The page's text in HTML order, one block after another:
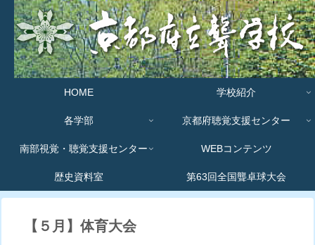
HOME 学校紹介
各学部 京都府聴覚支援センター
南部視覚・聴覚支援センター WEBコンテンツ
歴史資料室 第63回全国聾卓球大会
【５月】体育大会